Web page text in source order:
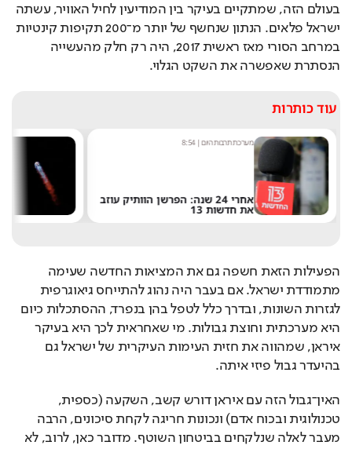
בעולם הזה, שמתקיים בעיקר בין המודיעין לחיל האוויר, עשתה
ישראל פלאים. הנתון שנחשף של יותר מ־200 תקיפות קינטיות
במרחב הסורי מאז ראשית 2017, היה רק חלק מהעשייה
הנסתרת שאפשרה את השקט הגלוי.
עוד כותרות
מערכת תרבות היום|
8:54
אחרי 24 שנה: הפרשן הוותיק עוזב
את חדשות 13
הפעילות הזאת חשפה גם את המציאות החדשה שעימה
מתמודדת ישראל. אם בעבר היה נהוג להתייחס גיאוגרפית
לגזרות השונות, ובדרך כלל לטפל בהן בנפרד, ההסתכלות כיום
היא מערכתית וחוצת גבולות. מי שאחראית לכך היא בעיקר
איראן, שמהווה את חזית העימות העיקרית של ישראל גם
בהיעדר גבול פיזי איתה.
האין־גבול הזה עם איראן דורש קשב, השקעה (כספית,
טכנולוגית ובכוח אדם) ונכונות חריגה לקחת סיכונים, הרבה
מעבר לאלה שנלקחים בביטחון השוטף. מדובר כאן, לרוב, לא